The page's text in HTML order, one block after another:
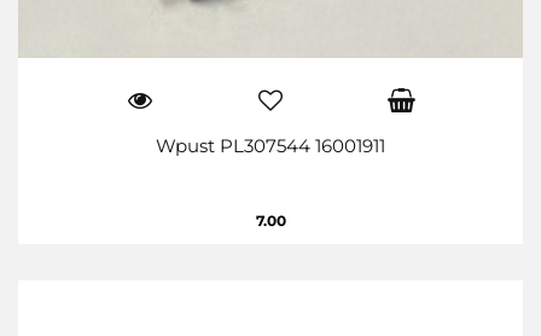
Wpust PL307544 16001911
7.00